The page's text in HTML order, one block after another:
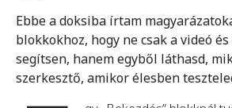
Ebbe a doksiba írtam
blokkokhoz, hogy ne csak a videó
segítsen, hanem egyből láthasd,
szerkesztő, amikor élesben